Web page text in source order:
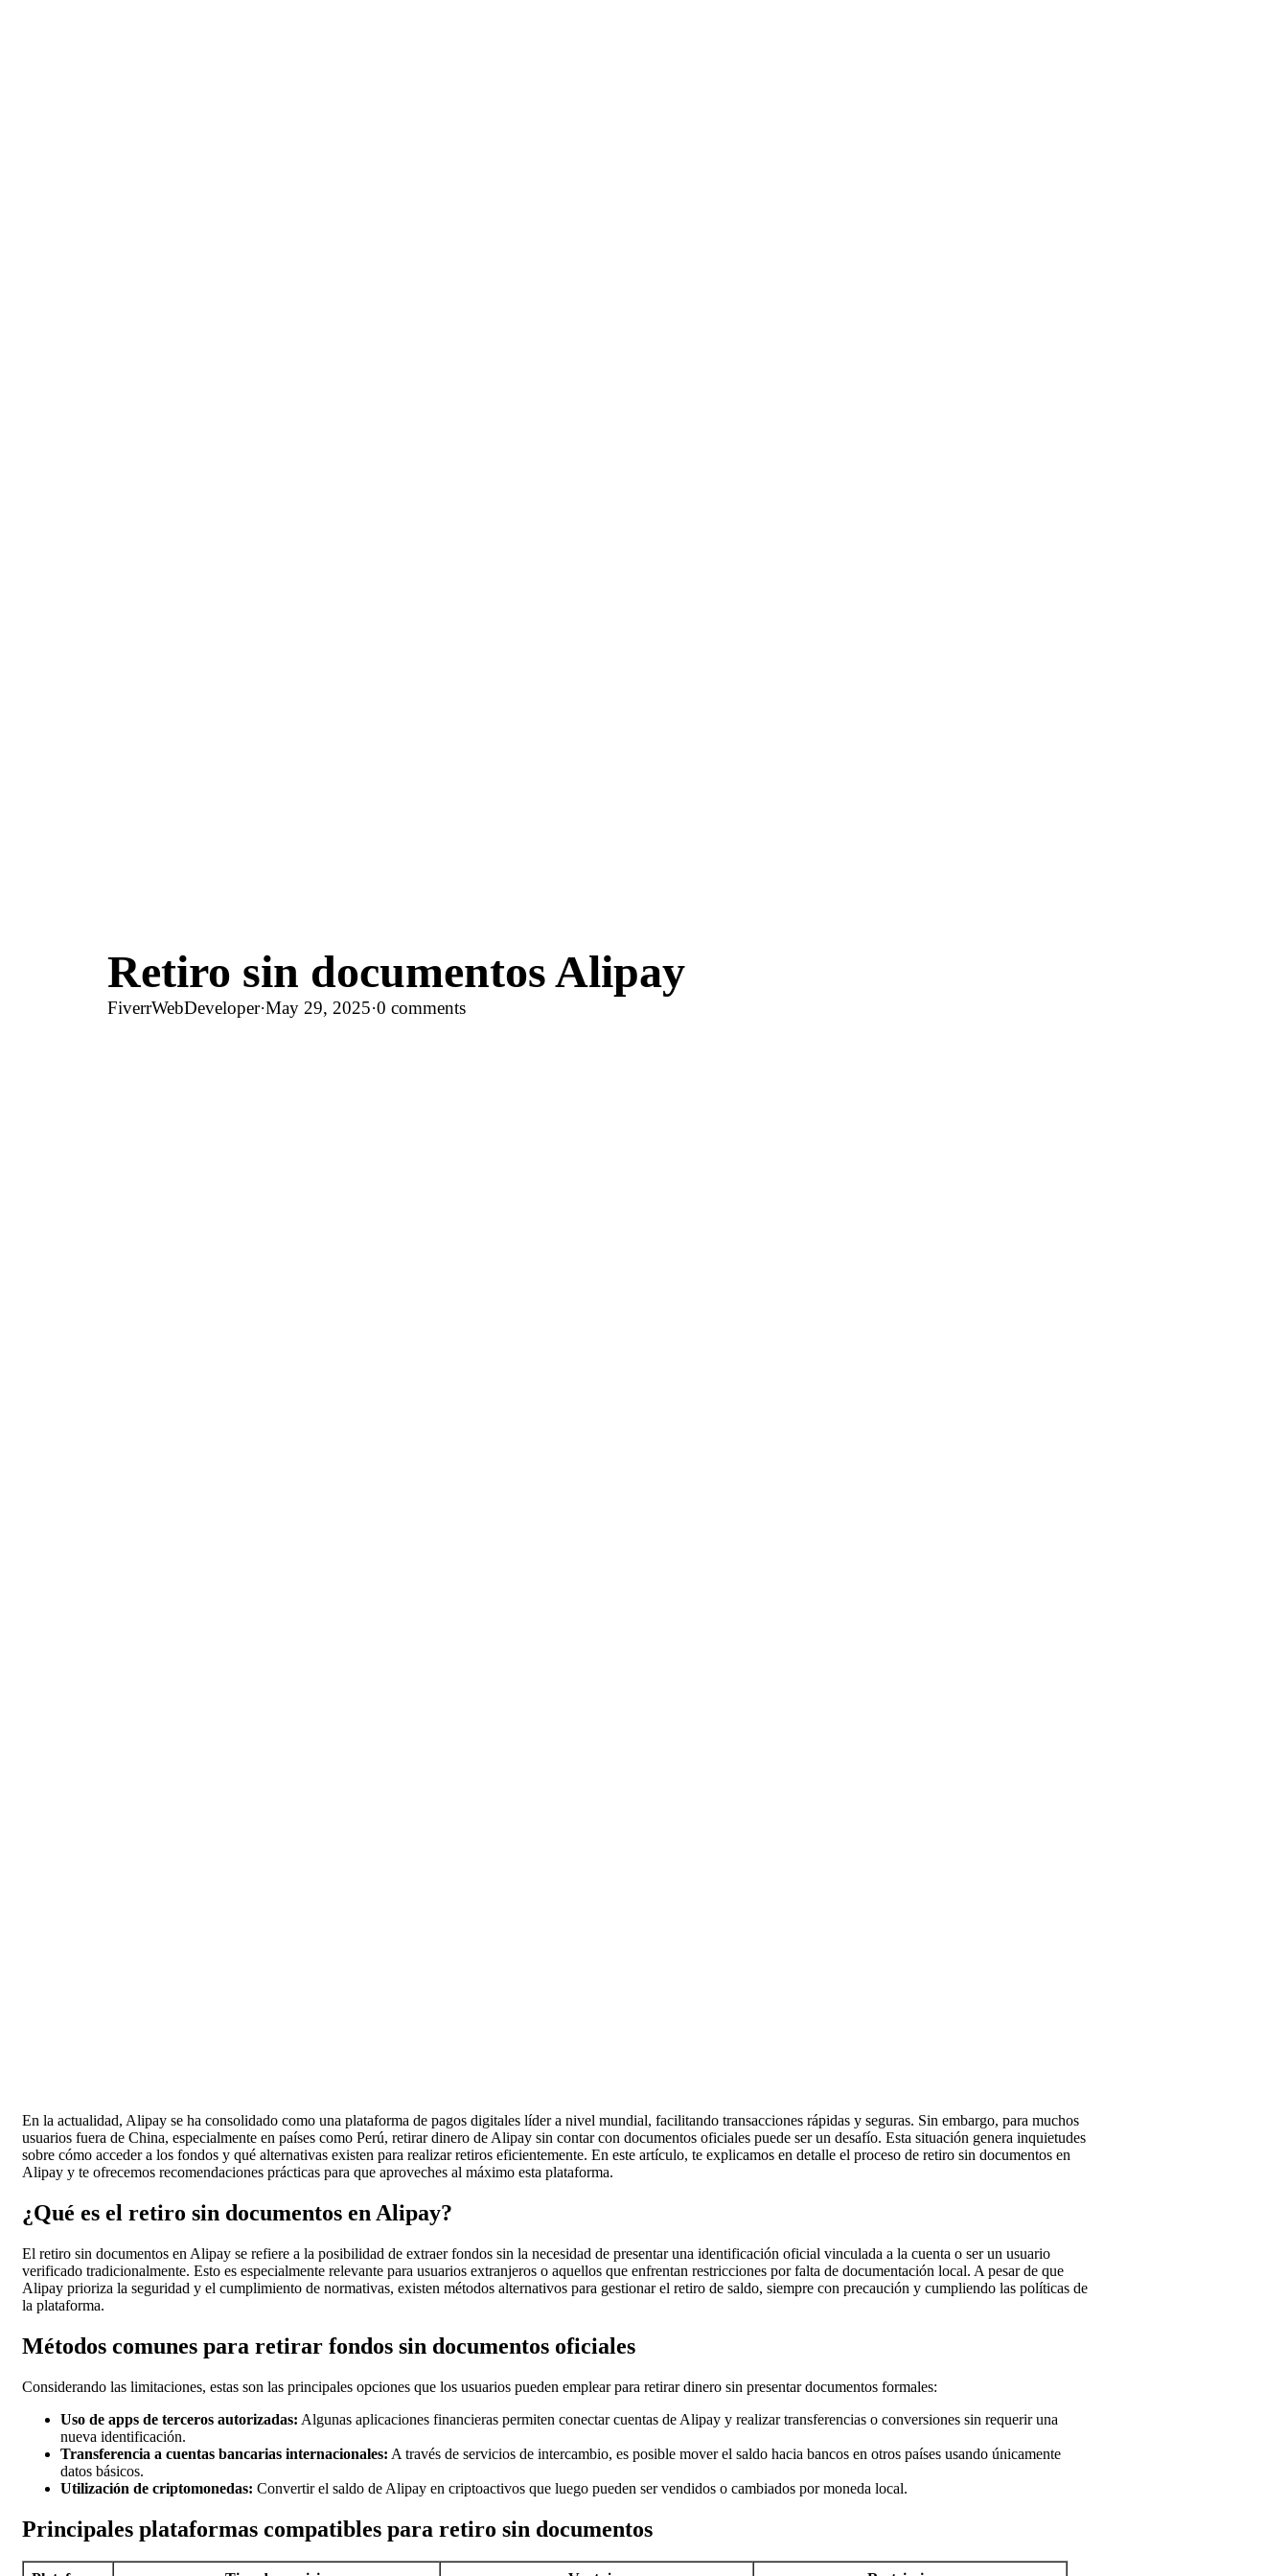
Retiro sin documentos Alipay
FiverrWebDeveloper·May 29, 2025·0 comments
En la actualidad, Alipay se ha consolidado como una plataforma de pagos digitales líder a nivel mundial, facilitando transacciones rápidas y seguras. Sin embargo, para muchos
usuarios fuera de China, especialmente en países como Perú, retirar dinero de Alipay sin contar con documentos oficiales puede ser un desafío. Esta situación genera inquietudes
sobre cómo acceder a los fondos y qué alternativas existen para realizar retiros eficientemente. En este artículo, te explicamos en detalle el proceso de retiro sin documentos en
Alipay y te ofrecemos recomendaciones prácticas para que aproveches al máximo esta plataforma.
¿Qué es el retiro sin documentos en Alipay?
El retiro sin documentos en Alipay se refiere a la posibilidad de extraer fondos sin la necesidad de presentar una identificación oficial vinculada a la cuenta o ser un usuario
verificado tradicionalmente. Esto es especialmente relevante para usuarios extranjeros o aquellos que enfrentan restricciones por falta de documentación local. A pesar de que
Alipay prioriza la seguridad y el cumplimiento de normativas, existen métodos alternativos para gestionar el retiro de saldo, siempre con precaución y cumpliendo las políticas de
la plataforma.
Métodos comunes para retirar fondos sin documentos oficiales
Considerando las limitaciones, estas son las principales opciones que los usuarios pueden emplear para retirar dinero sin presentar documentos formales:
Uso de apps de terceros autorizadas: Algunas aplicaciones financieras permiten conectar cuentas de Alipay y realizar transferencias o conversiones sin requerir una
nueva identificación.
Transferencia a cuentas bancarias internacionales: A través de servicios de intercambio, es posible mover el saldo hacia bancos en otros países usando únicamente
datos básicos.
Utilización de criptomonedas: Convertir el saldo de Alipay en criptoactivos que luego pueden ser vendidos o cambiados por moneda local.
Principales plataformas compatibles para retiro sin documentos